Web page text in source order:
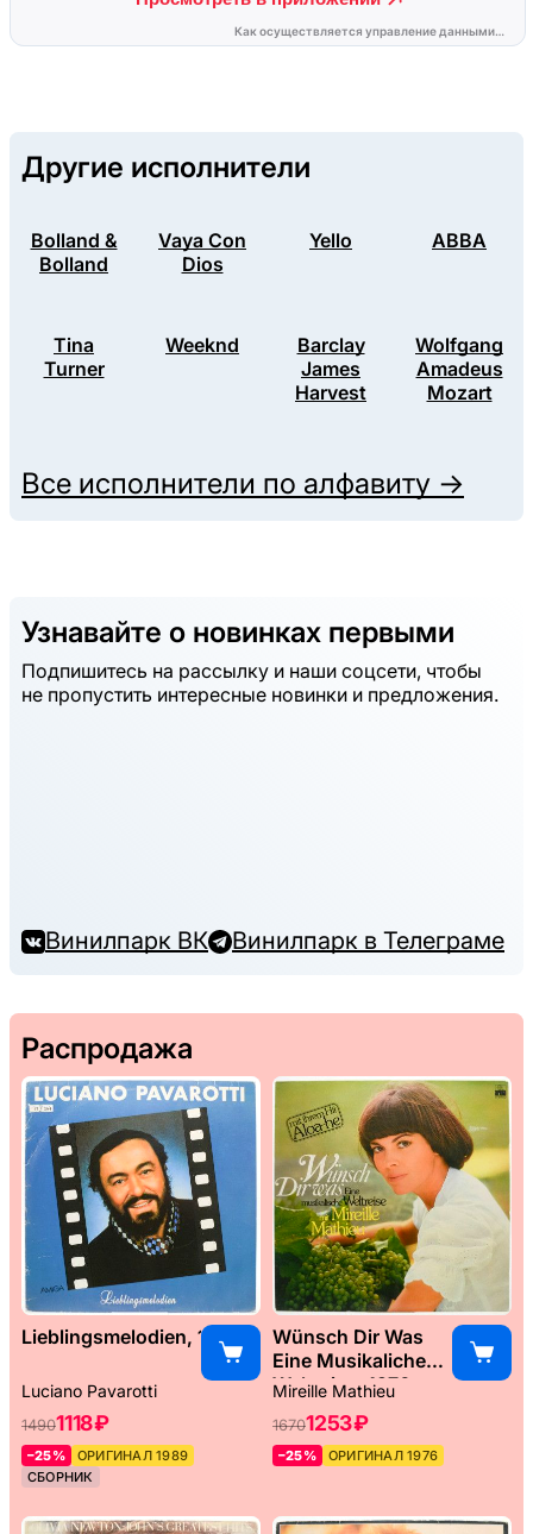
Другие исполнители
Bolland &
Bolland
Vaya Con
Dios
Yello ABBA
Tina
Turner
Weeknd
Barclay
James
Harvest
Wolfgang
Amadeus
Mozart
Все исполнители по алфавиту →
Узнавайте о новинках первыми
Подпишитесь на рассылку и наши соцсети, чтобы
не пропустить интересные новинки и предложения.
Винилпарк ВК Винилпарк в Телеграме
Распродажа
Lieblingsmelodien, 1989
Luciano Pavarotti
14901118 ₽
–25%
ОРИГИНАЛ 1989
СБОРНИК
Wünsch Dir Was
Eine Musikaliche
Weltreise, 1976
Mireille Mathieu
16701253 ₽
–25% ОРИГИНАЛ 1976